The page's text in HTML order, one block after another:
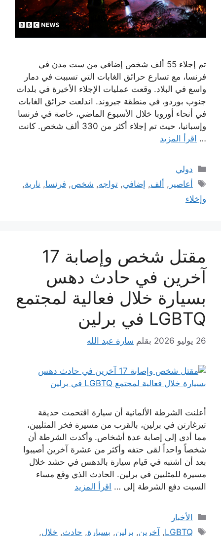
تم إجلاء 55 ألف شخص إضافي من ست مدن في
فرنسا، مع تسارع حرائق الغابات التي تسببت في دمار
واسع في البلاد. وقعت عمليات الإجلاء الأخيرة في بلدات
جنوب بوردو، في منطقة جيروند. اندلعت حرائق الغابات
في أنحاء أوروبا خلال الأسبوع الماضي، خاصة في فرنسا
وإسبانيا، حيث تم إجلاء أكثر من 330 ألف شخص. كانت
… اقرأ المزيد
التصنيفات
دولي
الوسوم
أعاصير , ألف, إضافي,تواجه, شخص, فرنسا, نارية,
وإخلاء
مقتل شخص وإصابة 17
آخرين في حادث دهس
بسيارة خلال فعالية لمجتمع
LGBTQ في برلين
26 يوليو 2026 بقلم سارة عبد الله
أعلنت الشرطة الألمانية أن سيارة اقتحمت حديقة
تيرغارتن في برلين، بالقرب من مسيرة فخر المثليين،
مما أدى إلى إصابة عدة أشخاص. وأكدت الشرطة أن
شخصاً واحداً لقى حتفه وأكثر من عشرة آخرين أصيبوا
بعد أن اشتبه في قيام سيارة بالدهس في حشد خلال
مسيرة للمثليين في برلين. الحادث الذي وقع مساء
السبت دفع الشرطة إلى … اقرأ المزيد
التصنيفات
الأخبار
الوسوم
LGBTQ
, آخرين, برلين, بسيارة, حادث, خلال,